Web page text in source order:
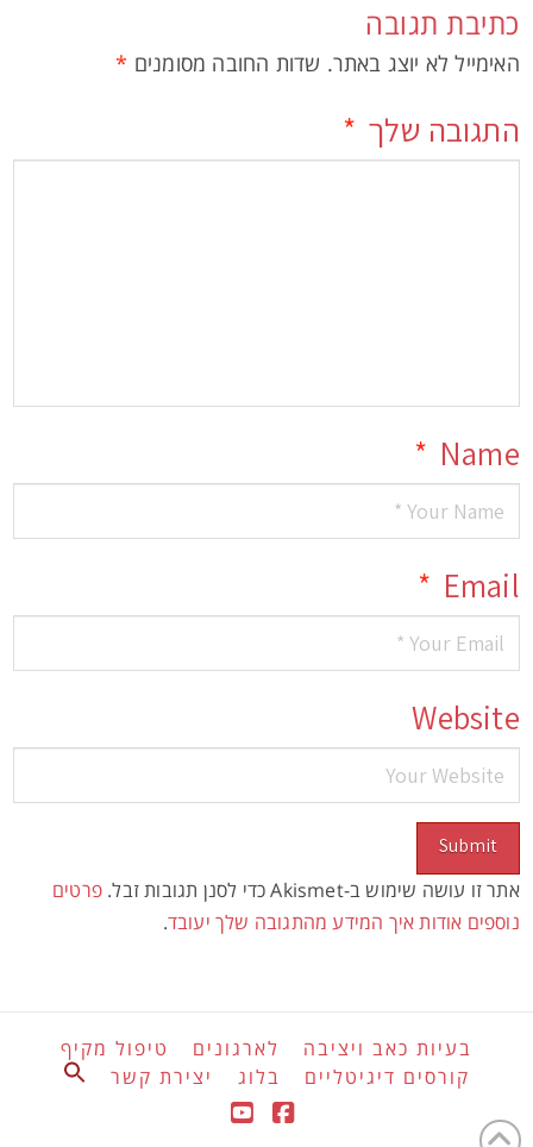
כתיבת תגובה
האימייל לא יוצג באתר. שדות החובה מסומנים *
התגובה שלך *
Name
*
Email
*
Website
אתר זו עושה שימוש ב-Akismet כדי לסנן תגובות זבל.
פרטים
נוספים אודות איך המידע מהתגובה שלך יעובד.
בעיות כאב ויציבה לארגונים
טיפול מקיף
קורסים דיגיטליים
בלוג יצירת קשר Search